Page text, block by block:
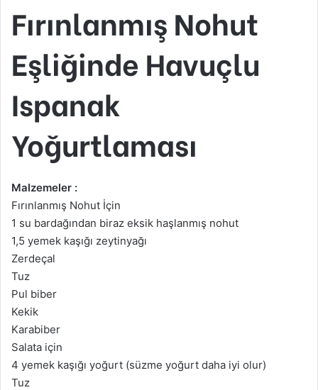
Fırınlanmış Nohut
Eşliğinde Havuçlu
Ispanak
Yoğurtlaması
Malzemeler :
Fırınlanmış Nohut İçin
1 su bardağından biraz eksik haşlanmış nohut
1,5 yemek kaşığı zeytinyağı
Zerdeçal
Tuz
Pul biber
Kekik
Karabiber
Salata için
4 yemek kaşığı yoğurt (süzme yoğurt daha iyi olur)
Tuz